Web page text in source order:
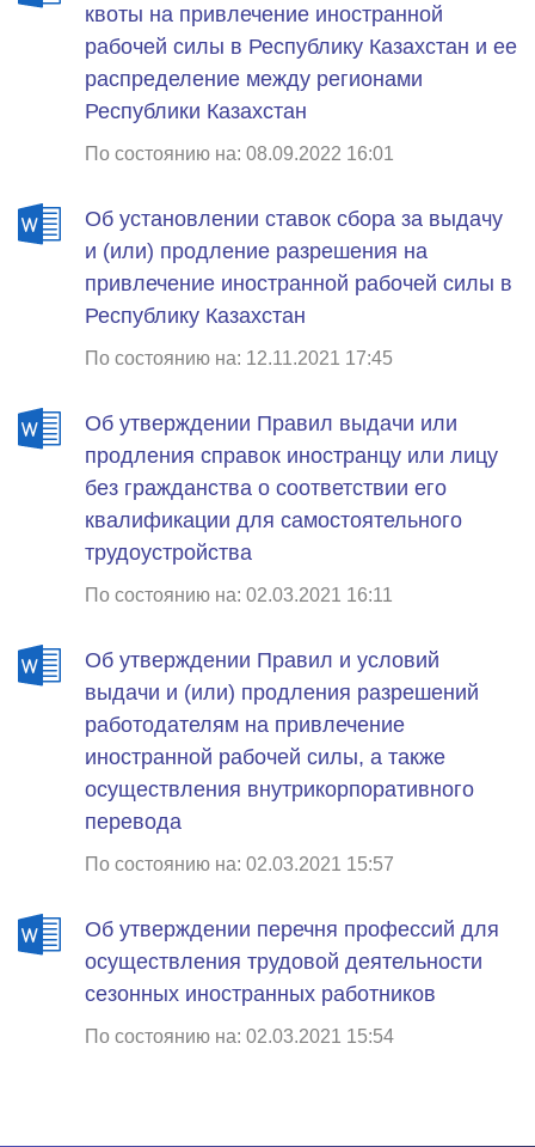
квоты на привлечение иностранной
рабочей силы в Республику Казахстан и ее
распределение между регионами
Республики Казахстан
По состоянию на: 08.09.2022 16:01
Об установлении ставок сбора за выдачу
и (или) продление разрешения на
привлечение иностранной рабочей силы в
Республику Казахстан
По состоянию на: 12.11.2021 17:45
Об утверждении Правил выдачи или
продления справок иностранцу или лицу
без гражданства о соответствии его
квалификации для самостоятельного
трудоустройства
По состоянию на: 02.03.2021 16:11
Об утверждении Правил и условий
выдачи и (или) продления разрешений
работодателям на привлечение
иностранной рабочей силы, а также
осуществления внутрикорпоративного
перевода
По состоянию на: 02.03.2021 15:57
Об утверждении перечня профессий для
осуществления трудовой деятельности
сезонных иностранных работников
По состоянию на: 02.03.2021 15:54